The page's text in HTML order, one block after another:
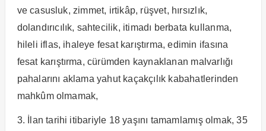
ve casusluk, zimmet, irtikâp, rüşvet, hırsızlık,
dolandırıcılık, sahtecilik, itimadı berbata kullanma,
hileli iflas, ihaleye fesat karıştırma, edimin ifasına
fesat karıştırma, cürümden kaynaklanan malvarlığı
pahalarını aklama yahut kaçakçılık kabahatlerinden
mahkûm olmamak,
3. İlan tarihi itibariyle 18 yaşını tamamlamış olmak, 35